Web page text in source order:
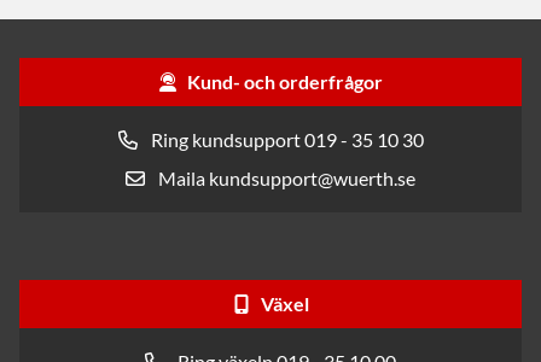
Kund- och orderfrågor
Ring kundsupport 019 - 35 10 30
Maila kundsupport@wuerth.se
Växel